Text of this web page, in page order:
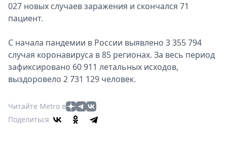
027 новых случаев заражения и скончался 71
пациент.
С начала пандемии в России выявлено 3 355 794
случая коронавируса в 85 регионах. За весь период
зафиксировано 60 911 летальных исходов,
выздоровело 2 731 129 человек.
Читайте Metro в
Поделиться